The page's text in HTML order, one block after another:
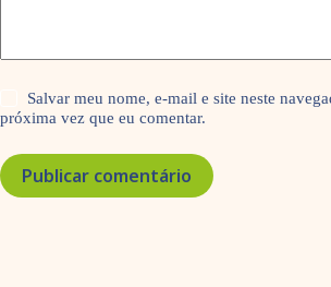
Salvar meu nome, e-mail e site neste
próxima vez que eu comentar.
Publicar comentário